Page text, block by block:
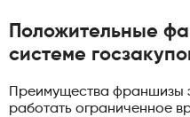
Положительные
системе
Преимущества франшизы
работать ограниченное